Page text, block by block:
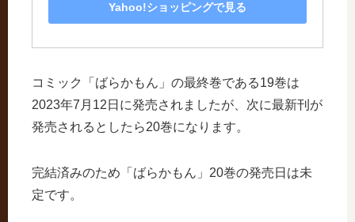
Yahoo!ショッピングで見る
コミック「ばらかもん」の最終巻である19巻は
2023年7月12日に発売されましたが、次に最新刊が
発売されるとしたら20巻になります。
完結済みのため「ばらかもん」20巻の発売日は未
定です。